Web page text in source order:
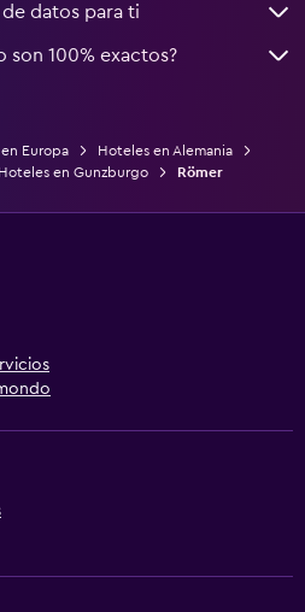
datos para ti
son 100% exactos?
Europa
Hoteles en Alemania
Hoteles en Gunzburgo Römer